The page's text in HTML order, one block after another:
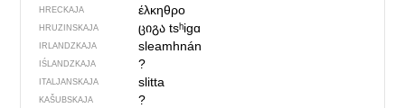
HRECKAJA έλκηθρο
HRUZINSKAJA ციგაtsʰigɑ
IRLANDZKAJA sleamhnán
IŚLANDZKAJA ?
ITALJANSKAJA slitta
KAŠUBSKAJA ?